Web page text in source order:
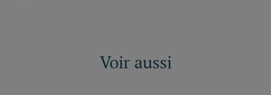
Voir aussi